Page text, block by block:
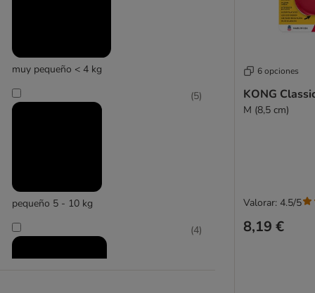
muy pequeño < 4 kg
pequeño 5 - 10 kg
(5)
(4)
6 opciones
KONG
M (8,5 cm)
8,19 €
Valorar: 4.5/5